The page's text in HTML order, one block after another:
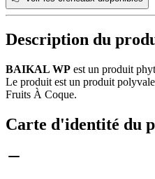
Description du
BAIKAL WP est un produit
Le produit est un produit
Fruits À Coque.
Carte d'identité du